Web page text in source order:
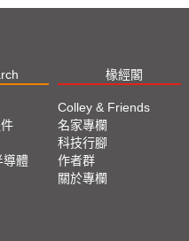
椽經閣
導體
Colley & Friends
名家專欄
科技行腳
作者群
關於專欄